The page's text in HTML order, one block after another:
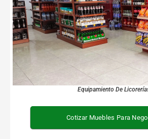
Equipamiento De
Cotizar Muebles Para